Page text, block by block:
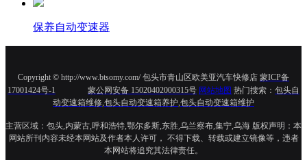
保养自动变速器
Copyright © http://www.btsomy.com/ 包头市青山区欧美亚汽车快修店 蒙ICP备
17001424号-1
蒙公网安备 15020402000315号 网站地图 热门搜索： 包头自
动变速箱维修,包头自动变速箱养护,包头自动变速箱维护
主营区域：包头,内蒙古,呼和浩特,鄂尔多斯,东胜,乌兰察布,集宁,乌海 版权声明：本
网站所刊内容未经本网站及作者本人许可， 不得下载、转载或建立镜像等，违者
本网站将追究其法律责任。